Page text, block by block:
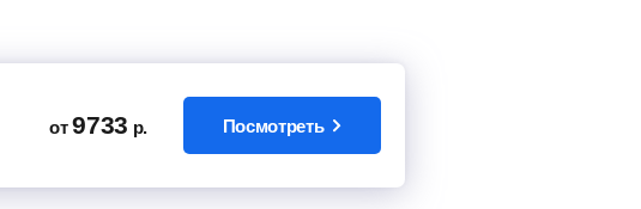
от 9733 р. Посмотреть